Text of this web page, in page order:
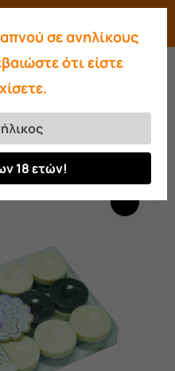
searchaccount
Τέχνης
καμήλας για τάβλι
Close
σε ανηλίκους
ότι είστε
18 ετών!